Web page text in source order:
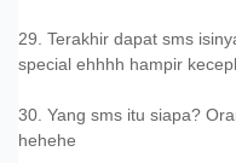
29. Terakhir dapat sms
special ehhhh hampir
30. Yang sms itu siapa?
hehehe